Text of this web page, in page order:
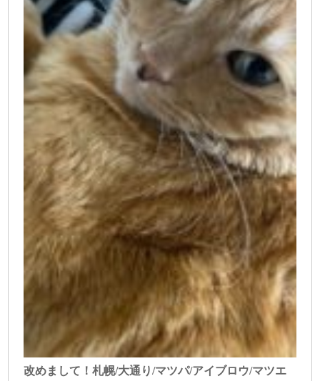
改めまして！札幌/大通り/マツパ/アイブロウ/マツエ